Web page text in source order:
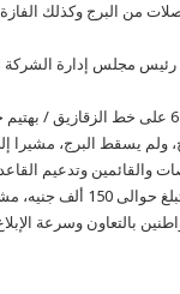
مجلس إدارة الشركة
ولم يسقط البرج، مشيرا
والقائمين وتدعيم
يحدث انقطاع للجهد.
بالتعاون وسرعة